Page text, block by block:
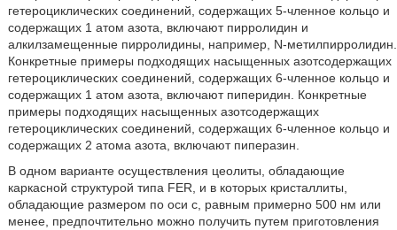
гетероциклических соединений, содержащих 5-членное кольцо и
содержащих 1 атом азота, включают пирролидин и
алкилзамещенные пирролидины, например, N-метилпирролидин.
Конкретные примеры подходящих насыщенных азотсодержащих
гетероциклических соединений, содержащих 6-членное кольцо и
содержащих 1 атом азота, включают пиперидин. Конкретные
примеры подходящих насыщенных азотсодержащих
гетероциклических соединений, содержащих 6-членное кольцо и
содержащих 2 атома азота, включают пиперазин.
В одном варианте осуществления цеолиты, обладающие
каркасной структурой типа FER, и в которых кристаллиты,
обладающие размером по оси с, равным примерно 500 нм или
менее, предпочтительно можно получить путем приготовления